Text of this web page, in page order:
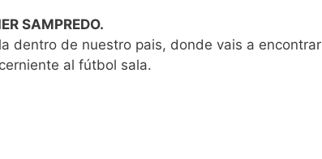
SAMPREDO.
dentro de nuestro pais, donde vais a encontrar
al fútbol sala.